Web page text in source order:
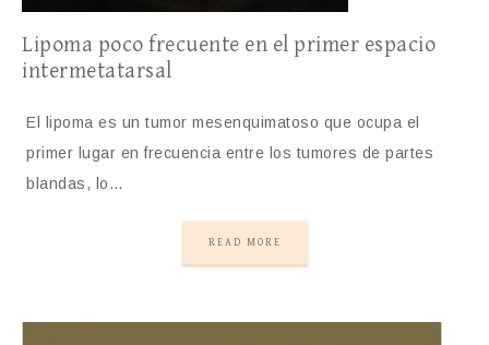
Lipoma poco frecuente en el primer espacio
intermetatarsal
El lipoma es un tumor mesenquimatoso que ocupa el
primer lugar en frecuencia entre los tumores de partes
blandas, lo…
READ MORE